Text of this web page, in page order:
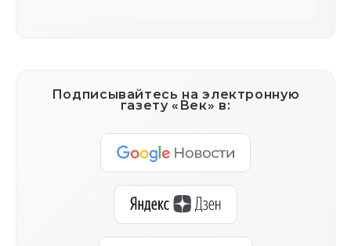
Подписывайтесь на электронную
газету «Век» в: